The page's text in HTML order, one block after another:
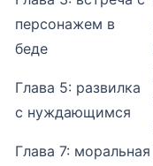
персонажем в
беде
Глава 5: развилка
с нуждающимся
Глава 7: моральная